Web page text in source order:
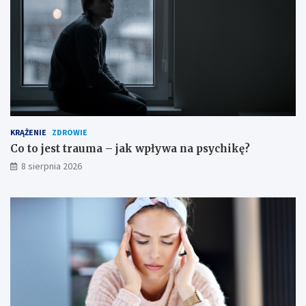
KRĄŻENIE ZDROWIE
Co to jest trauma – jak wpływa na psychikę?
8 sierpnia 2026